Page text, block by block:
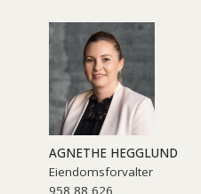
AGNETHE HEGGLUND
Eiendomsforvalter
958 88 626